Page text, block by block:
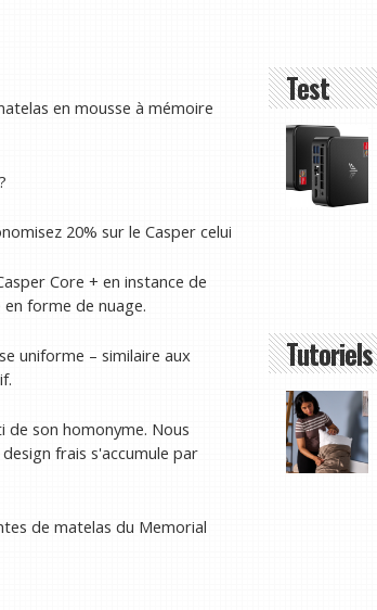
en mousse à mémoire
20% sur le Casper celui
Core + en instance de
forme de nuage.
uniforme – similaire aux
de son homonyme. Nous
frais s'accumule par
de matelas du Memorial
Test
Tutoriels